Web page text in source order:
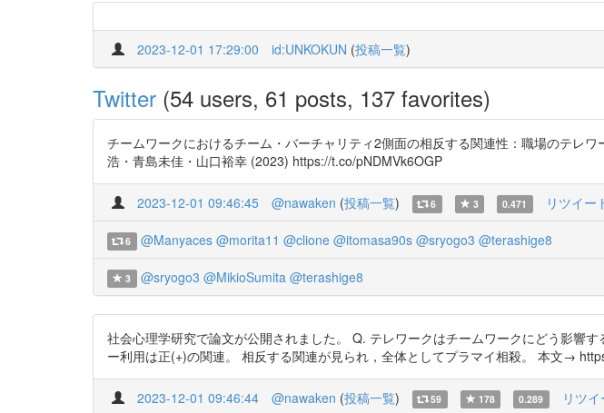
2023-12-01 17:29:00 id:UNKOKUN (投稿一覧)
Twitter (54 users, 61 posts, 137 favorites)
チームワークにおけるチーム・バーチャリティ2側面の相反する関連性：職場のテレ
浩・青島未佳・山口裕幸 (2023) https://t.co/pNDMVk6OGP
2023-12-01 09:46:45 @nawaken (投稿一覧) 6 3 0.471 リツイー
6 @Manyaces @morita11 @clione @itomasa90s @sryogo3 @terashige8
3 @sryogo3 @MikioSumita @terashige8
社会心理学研究で論文が公開されました。 Q. テレワークはチームワークにどう影
ー利用は正(+)の関連。 相反する関連が見られ，全体としてプラマイ相殺。 本文→
2023-12-01 09:46:44 @nawaken (投稿一覧) 59 178 0.289 リツ